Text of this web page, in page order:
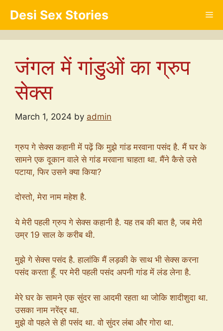
content
Desi Sex Stories
जंगल में गांडुओं का ग्रुप
सेक्स
March 1, 2024 by admin
ग्रुप गे सेक्स कहानी में पढ़ें कि मुझे गांड मरवाना पसंद है. मैं घर के
सामने एक दूकान वाले से गांड मरवाना चाहता था. मैंने कैसे उसे
पटाया, फिर उसने क्या किया?
दोस्तो, मेरा नाम महेश है.
ये मेरी पहली ग्रुप गे सेक्स कहानी है. यह तब की बात है, जब मेरी
उम्र 19 साल के करीब थी.
मुझे गे सेक्स पसंद है. हालांकि मैं लड़की के साथ भी सेक्स करना
पसंद करता हूँ. पर मेरी पहली पसंद अपनी गांड में लंड लेना है.
मेरे घर के सामने एक सुंदर सा आदमी रहता था जोकि शादीशुदा था.
उसका नाम नरेंद्र था.
मुझे वो पहले से ही पसंद था. वो सुंदर लंबा और गोरा था.